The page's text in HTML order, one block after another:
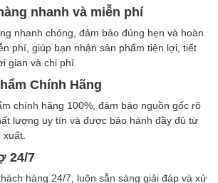
thống đầu hút được thiết kế
làm sạch hiệu quả mọi vị trí:
Chổi Chữ V (Đa năng):Thiết kế
giúphạn chế tối đa lông và
kẹtvào cuộn chổi, một vấn đề
hết các dòng máy hút bụi khác.
ứng dụng linh hoạt trên cả
và thảm.
Mini Gắn Động Cơ:
sofa, nệm, đệm xe ô tô, giúp
nhanh và miễn phí
nhanh chóng, đảm bảo đúng hẹn và hoàn
phí, giúp bạn nhận sản phẩm tiện lợi, tiết
gian và chi phí.
Chính Hãng
chính hãng 100%, đảm bảo nguồn gốc rõ
lượng uy tín và được bảo hành đầy đủ từ
24/7
hàng 24/7, luôn sẵn sàng giải đáp và xử